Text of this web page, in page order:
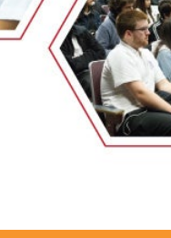
Salle à
Coiffure